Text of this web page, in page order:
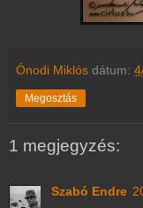
Ónodi Miklós dátum:
Megosztás
1 megjegyzés:
Szabó Endre